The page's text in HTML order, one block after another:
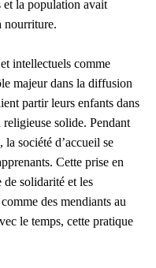
et la population avait
nourriture.
intellectuels comme
majeur dans la diffusion
partir leurs enfants dans
solide. Pendant
la société d’accueil se
Cette prise en
de solidarité et les
des mendiants au
le temps, cette pratique